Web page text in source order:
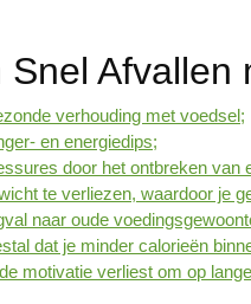
Afvallen
verhouding met voedsel;
en energiedips;
door het ontbreken van
te verliezen, waardoor je
naar oude
dat je minder calorieën
motivatie verliest om op